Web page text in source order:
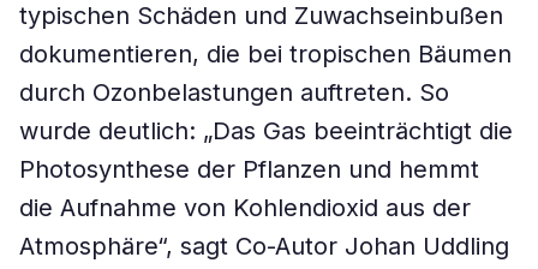
typischen Schäden und Zuwachseinbußen
dokumentieren, die bei tropischen Bäumen
durch Ozonbelastungen auftreten. So
wurde deutlich: „Das Gas beeinträchtigt die
Photosynthese der Pflanzen und hemmt
die Aufnahme von Kohlendioxid aus der
Atmosphäre“, sagt Co-Autor Johan Uddling